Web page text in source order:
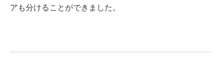
アも分けることができました。